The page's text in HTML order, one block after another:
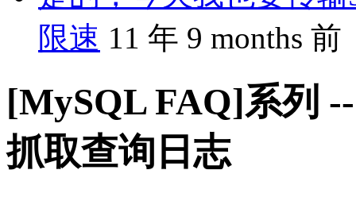
限速 11 年 9 months 前
[MySQL FAQ]系列
抓取查询日志